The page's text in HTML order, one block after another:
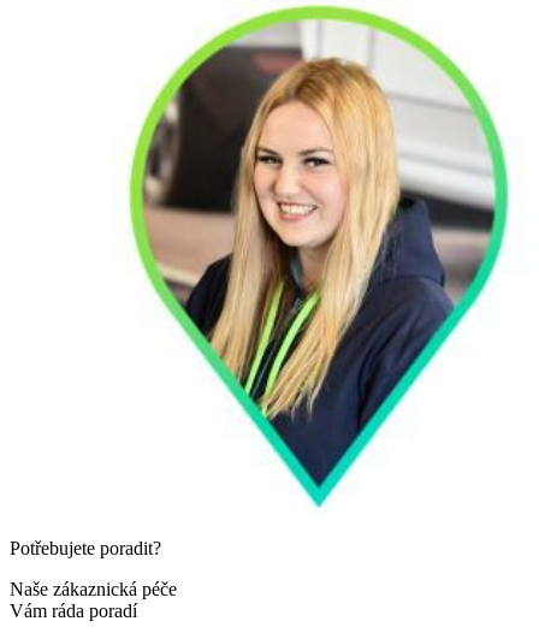
Potřebujete poradit?
Naše zákaznická péče
Vám ráda poradí